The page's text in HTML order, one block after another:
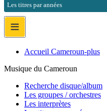
Les titres par années
≡
Accueil Cameroun-plus
Musique du Cameroun
Recherche disque/album
Les groupes / orchestres
Les interprètes